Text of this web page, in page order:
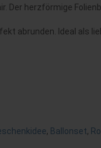
herzförmige
abrunden. Ideal als
, Ballonset,